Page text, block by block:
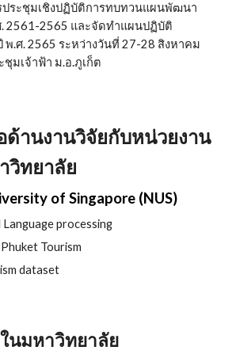
ประชุมเชิงปฏิบัติการทบทวนแผนพัฒนา
. 2561-2565 และจัดทำแผนปฏิบัติ
พ.ศ. 2565 ระหว่างวันที่ 27-28 สิงหาคม
มเจ้าฟ้า ม.อ.ภูเก็ต
ด้านงานวิจัยกับหน่วยงาน
วิทยาลัย
of Singapore (NUS)
processing
Tourism
dataset
นมหาวิทยาลัย